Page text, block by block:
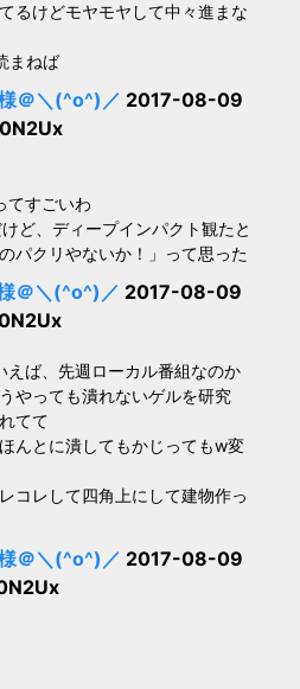
るけどモヤモヤして中々進まな
まねば
＠＼(^o^)／ 2017-08-09
てすごいわ
ど、ディープインパクト観たと
パクリやないか！」って思った
＠＼(^o^)／ 2017-08-09
えば、先週ローカル番組なのか
やっても潰れないゲルを研究
てて
んとに潰してもかじってもw変
コレして四角上にして建物作っ
＠＼(^o^)／ 2017-08-09